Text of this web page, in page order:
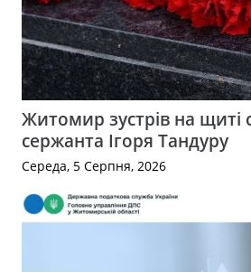
Житомир зустрів на щиті
сержанта Ігоря Тандуру
Середа, 5 Серпня, 2026